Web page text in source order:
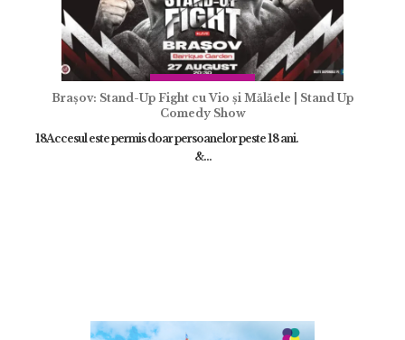
Brașov: Stand-Up Fight cu Vio și Mălăele | Stand Up
Comedy Show
18Accesul este permis doar persoanelor peste 18 ani.
&...